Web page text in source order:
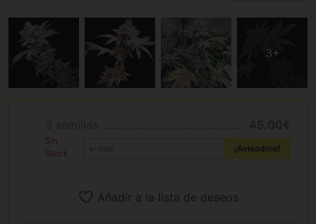
Sin
Stock
¡Avisadme!
Añadir a la lista de deseos